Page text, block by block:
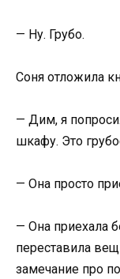
— Ну. Грубо.
Соня отложила
— Дим, я
шкафу. Это
— Она просто
— Она приехала
переставила
замечание про